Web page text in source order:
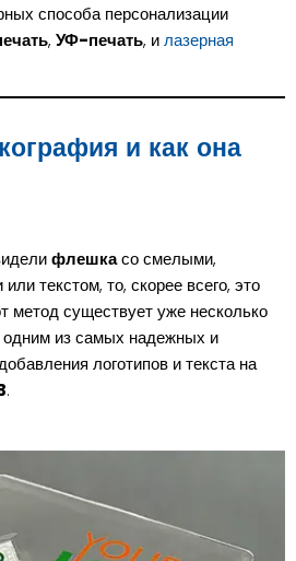
способа персонализации
, УФ-печать, и лазерная
и как она
флешкасо смелыми,
текстом, то, скорее всего, это
метод существует уже несколько
одним из самых надежных и
логотипов и текста на
.